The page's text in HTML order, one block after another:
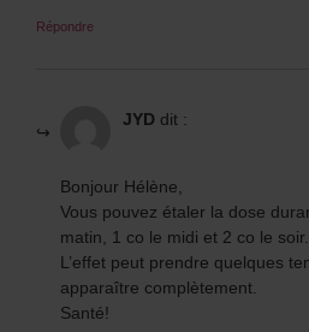
Répondre
JYD dit :
Bonjour Hélène,
Vous pouvez étaler la dose
matin, 1 co le midi et 2 co le soir.
L’effet peut prendre quelques
apparaître complètement.
Santé!